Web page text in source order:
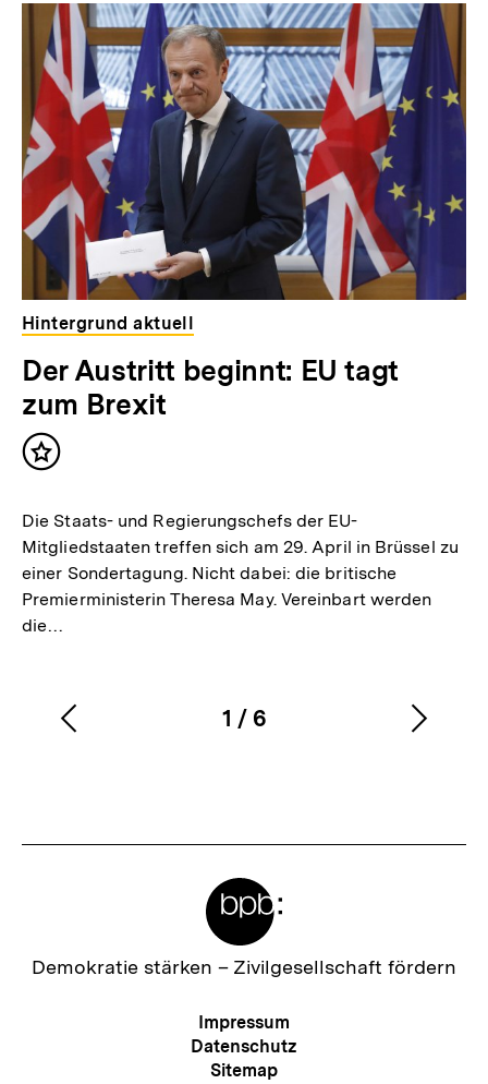
Inhaltskarousell
weitere
Inhalte
Inhaltskarussell
überspringen
Hintergrund aktuell
Der Austritt beginnt: EU tagt
zum Brexit
Inhalt
Die Staats- und Regierungschefs der EU-
Mitgliedstaaten treffen sich am 29. April in Brüssel zu
einer Sondertagung. Nicht dabei: die britische
Premierministerin Theresa May. Vereinbart werden
die…
Karussellinhalt
1
von
/ 6
Vorherigen
Zur
Demokratie stärken – Zivilgesellschaft fördern
Meta-
Navigation
Impressum
Datenschutz
Sitemap